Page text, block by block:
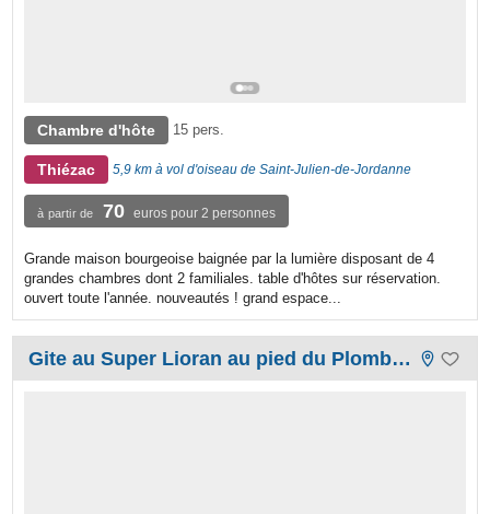
Chambre d'hôte 15 pers.
Thiézac 5,9 km à vol d'oiseau de Saint-Julien-de-Jordanne
à partir de 70 euros pour 2 personnes
Grande maison bourgeoise baignée par la lumière disposant de 4
grandes chambres dont 2 familiales. table d'hôtes sur réservation.
ouvert toute l'année. nouveautés ! grand espace...
Gite au Super Lioran au pied du Plomb du Cantal